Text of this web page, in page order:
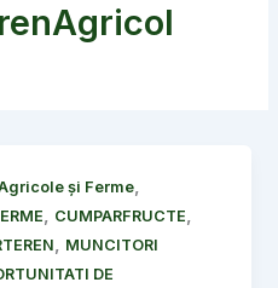
și Ferme,
, CUMPARFRUCTE,
, MUNCITORI
DE